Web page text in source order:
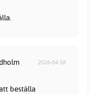
2026-04-18
beställa